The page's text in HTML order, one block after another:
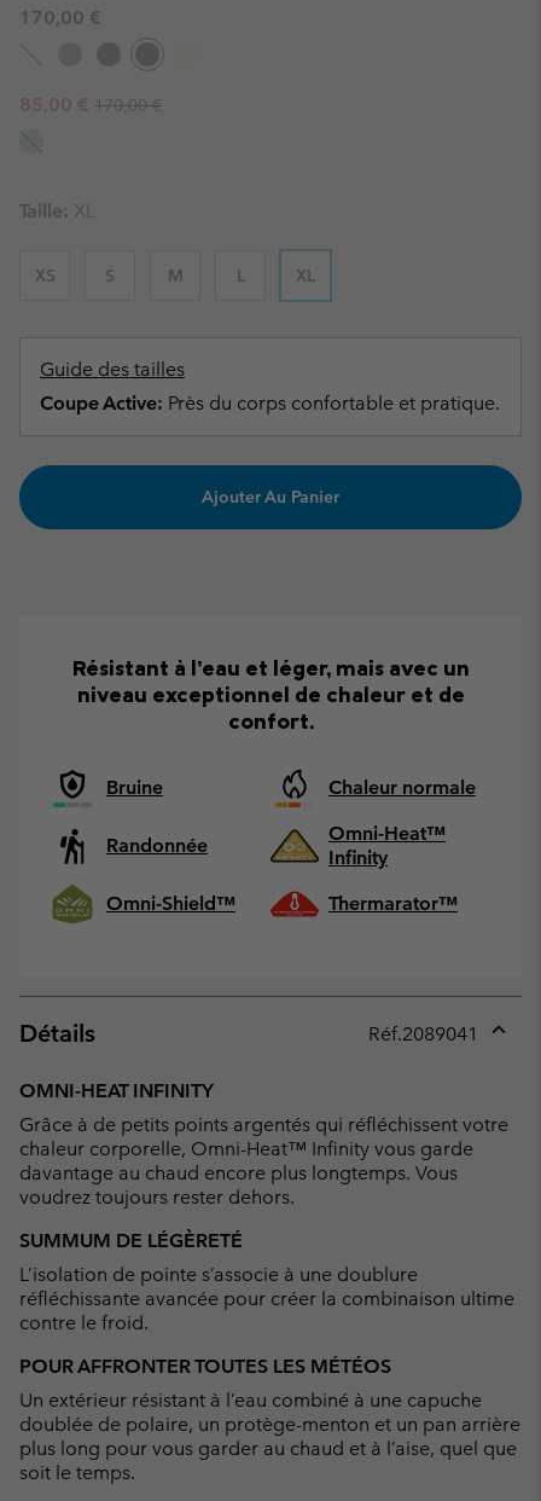
170,00 €
Sale price:
85,00 € Regular price:
170,00 €
Taille: XL
XS S M L XL
Guide des tailles
Coupe Active: Près du corps confortable et pratique.
Ajouter Au Panier
Résistant à l’eau et léger, mais avec un
niveau exceptionnel de chaleur et de
confort.
Bruine Chaleur normale
Randonnée
Omni-Heat™
Infinity
Omni-Shield™
Thermarator™
Détails Réf.2089041
OMNI-HEAT INFINITY
Grâce à de petits points argentés qui réfléchissent votre
chaleur corporelle, Omni-Heat™ Infinity vous garde
davantage au chaud encore plus longtemps. Vous
voudrez toujours rester dehors.
SUMMUM DE LÉGÈRETÉ
L’isolation de pointe s’associe à une doublure
réfléchissante avancée pour créer la combinaison ultime
contre le froid.
POUR AFFRONTER TOUTES LES MÉTÉOS
Un extérieur résistant à l’eau combiné à une capuche
doublée de polaire, un protège-menton et un pan arrière
plus long pour vous garder au chaud et à l’aise, quel que
soit le temps.